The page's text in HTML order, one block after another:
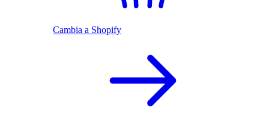
Cambia a Shopify